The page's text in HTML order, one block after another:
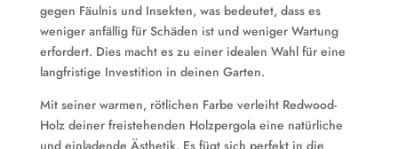
gegen Fäulnis und Insekten, was bedeutet, dass es
weniger anfällig für Schäden ist und weniger Wartung
erfordert. Dies macht es zu einer idealen Wahl für eine
langfristige Investition in deinen Garten.
Mit seiner warmen, rötlichen Farbe verleiht Redwood-
Holz deiner freistehenden Holzpergola eine natürliche
und einladende Ästhetik. Es fügt sich perfekt in die